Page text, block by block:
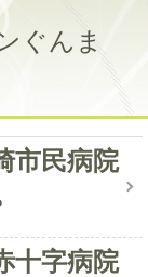
ぐんま
市民病院
十字病院